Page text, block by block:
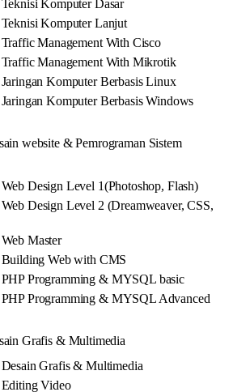
Komputer Dasar
Komputer Lanjut
Management With Cisco
Management With Mikrotik
Komputer Berbasis Linux
Komputer Berbasis Windows
website & Pemrograman Sistem
Design Level 1(Photoshop, Flash)
Design Level 2 (Dreamweaver, CSS,
Master
Web with CMS
Programming & MYSQL basic
Programming & MYSQL Advanced
Grafis & Multimedia
Grafis & Multimedia
Video